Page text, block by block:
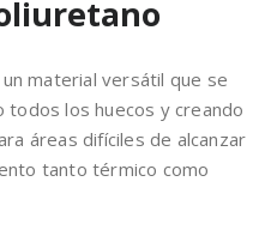
material versátil que se
todos los huecos y creando
áreas difíciles de alcanzar
tanto térmico como